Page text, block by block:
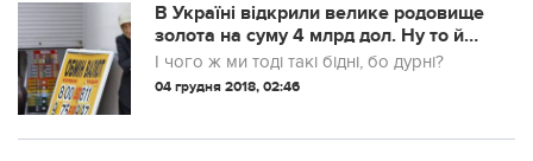
В Україні відкрили велике родовище
золота на суму 4 млрд дол. Ну то й
що? У нас світові запаси бурштину,
алмазів, природного газу, літію,
І чого ж ми тоді такі бідні, бо дурні?
04 грудня 2018, 02:46